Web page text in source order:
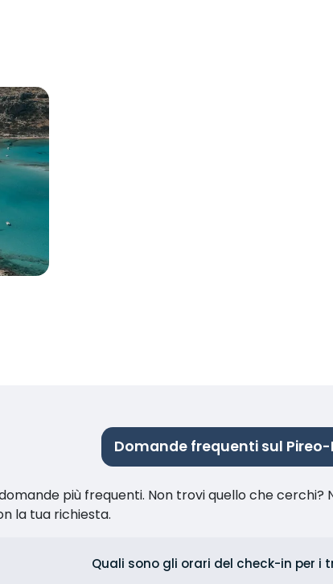
Domande frequenti sul
più frequenti. Non trovi quello che
la tua richiesta.
Quali sono gli orari del check-in per i